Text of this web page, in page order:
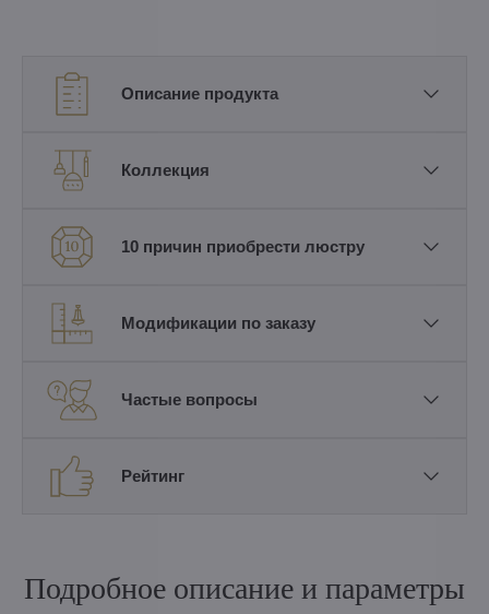
Описание продукта
Коллекция
10 причин приобрести люстру
Модификации по заказу
Частые вопросы
Рейтинг
Подробное описание и параметры